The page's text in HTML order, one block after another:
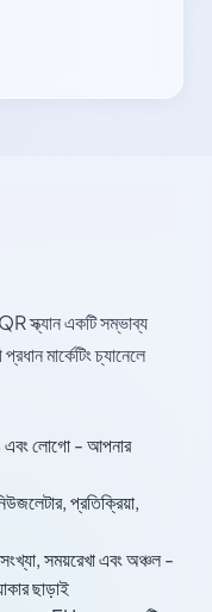
স্ক্যান একটি সম্ভাব্য
মার্কেটিং চ্যানেলে
এবং লোগো - আপনার
প্রতিক্রিয়া,
সংখ্যা, সময়রেখা এবং অঞ্চল -
ছাড়াই